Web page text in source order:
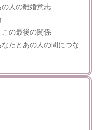
人の離婚意志
の最後の関係
たとあの人の間につな